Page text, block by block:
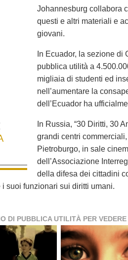
Johannesburg collabora
questi e altri materiali e
giovani.
In Ecuador, la sezione
pubblica utilità a
migliaia di studenti ed
nell’aumentare la
dell’Ecuador ha
In Russia, “30 Diritti, 30
grandi centri
Pietroburgo, in sale
dell’Associazione
della difesa dei cittadini
i suoi funzionari sui diritti umani.
DI PUBBLICA UTILITÀ PER